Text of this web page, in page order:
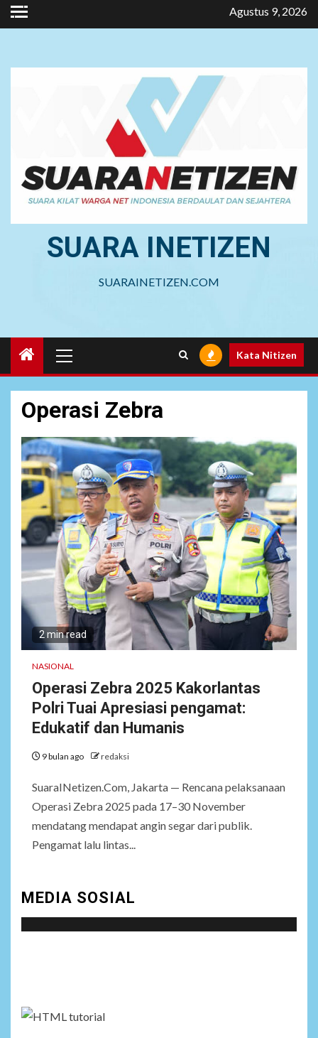
Skip
to
Agustus 9, 2026
SUARA INETIZEN
SUARAINETIZEN.COM
Menu
Kata Nitizen
Operasi Zebra
2 min read
NASIONAL
Operasi Zebra 2025 Kakorlantas
Polri Tuai Apresiasi pengamat:
Edukatif dan Humanis
9 bulan ago redaksi
SuaraINetizen.Com, Jakarta — Rencana pelaksanaan
Operasi Zebra 2025 pada 17–30 November
mendatang mendapat angin segar dari publik.
Pengamat lalu lintas...
MEDIA SOSIAL
NEWS
Soal Dugaan Tenaga Ahli
Fiktif, KPK Diminta
Tongkrongi Pemprov
7
Bantu Atasi Kesulitan Warga
Perbatasan, Pos Kotis
13/Nanggala Distribusikan
di Desa Pesayah
8
NEWS
Siaga Karhutla, APAR hingga
Bakar Lahan dengan Alasan
Apa Pun